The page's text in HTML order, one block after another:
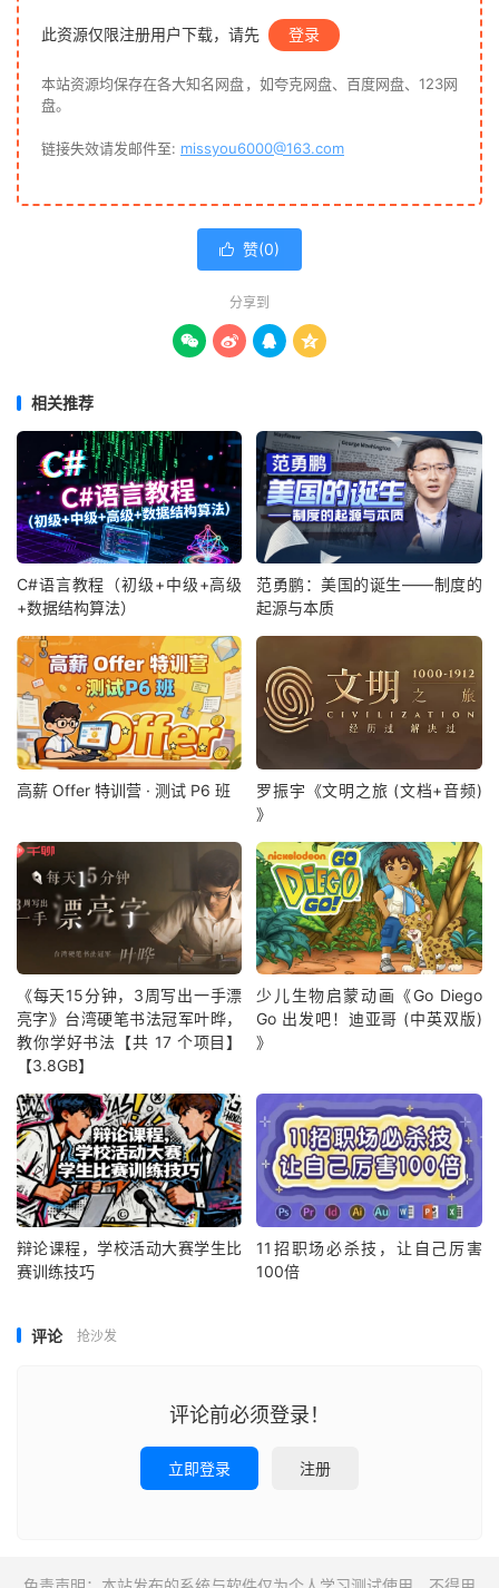
此资源仅限注册用户下载，请先 登录
本站资源均保存在各大知名网盘，如夸克网盘、百度网盘、123网
盘。
链接失效请发邮件至: missyou6000@163.com
 赞(0)
分享到
   
相关推荐
C#语言教程（初级+中级+高级
+数据结构算法）
范勇鹏：美国的诞生——制度的
起源与本质
高薪 Offer 特训营 · 测试 P6 班
罗振宇《文明之旅 (文档+音频)
》
《每天15分钟，3周写出一手漂
亮字》台湾硬笔书法冠军叶晔，
教你学好书法【共 17 个项目】
【3.8GB】
少儿生物启蒙动画《Go Diego
Go 出发吧！迪亚哥 (中英双版)
》
辩论课程，学校活动大赛学生比
赛训练技巧
11招职场必杀技，让自己厉害
100倍
评论 抢沙发
评论前必须登录！
立即登录 注册